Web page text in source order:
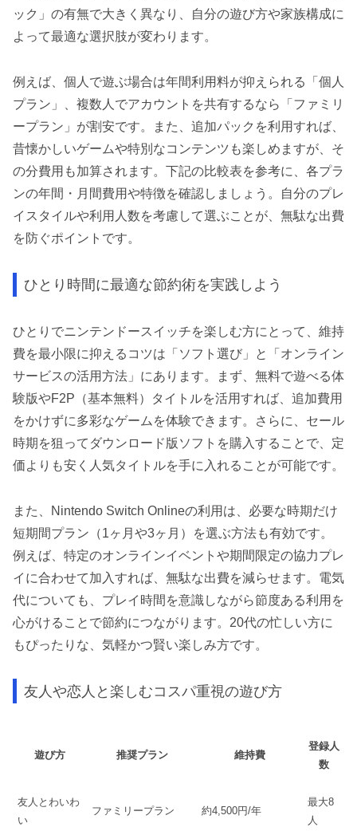
ック」の有無で大きく異なり、自分の遊び方や家族構成に
よって最適な選択肢が変わります。
例えば、個人で遊ぶ場合は年間利用料が抑えられる「個人
プラン」、複数人でアカウントを共有するなら「ファミリ
ープラン」が割安です。また、追加パックを利用すれば、
昔懐かしいゲームや特別なコンテンツも楽しめますが、そ
の分費用も加算されます。下記の比較表を参考に、各プラ
ンの年間・月間費用や特徴を確認しましょう。自分のプレ
イスタイルや利用人数を考慮して選ぶことが、無駄な出費
を防ぐポイントです。
ひとり時間に最適な節約術を実践しよう
ひとりでニンテンドースイッチを楽しむ方にとって、維持
費を最小限に抑えるコツは「ソフト選び」と「オンライン
サービスの活用方法」にあります。まず、無料で遊べる体
験版やF2P（基本無料）タイトルを活用すれば、追加費用
をかけずに多彩なゲームを体験できます。さらに、セール
時期を狙ってダウンロード版ソフトを購入することで、定
価よりも安く人気タイトルを手に入れることが可能です。
また、Nintendo Switch Onlineの利用は、必要な時期だけ
短期間プラン（1ヶ月や3ヶ月）を選ぶ方法も有効です。
例えば、特定のオンラインイベントや期間限定の協力プレ
イに合わせて加入すれば、無駄な出費を減らせます。電気
代についても、プレイ時間を意識しながら節度ある利用を
心がけることで節約につながります。20代の忙しい方に
もぴったりな、気軽かつ賢い楽しみ方です。
友人や恋人と楽しむコスパ重視の遊び方
遊び方 推奨プラン 維持費
登録人
数
友人とわいわ
い
ファミリープラン 約4,500円/年
最大8
人